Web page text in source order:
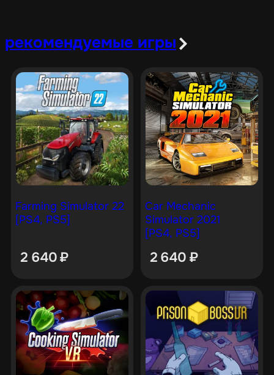
рекомендуемые игры
Farming Simulator 22
[PS4, PS5]
2 640₽
Car Mechanic
Simulator 2021
[PS4, PS5]
2 640 ₽